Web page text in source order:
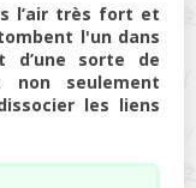
l’air très fort et
l'un dans
d’une sorte de
non seulement
les liens